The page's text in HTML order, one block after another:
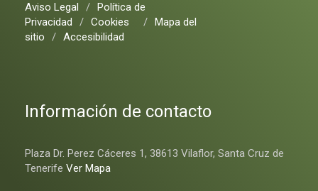
Aviso Legal / Política de
Privacidad
/ Cookies / Mapa del
sitio
/ Accesibilidad
Información de contacto
Plaza Dr. Perez Cáceres 1, 38613 Vilaflor, Santa Cruz de
Tenerife Ver Mapa